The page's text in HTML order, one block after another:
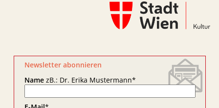
Newsletter abonnieren
NamezB.: Dr. Erika Mustermann*